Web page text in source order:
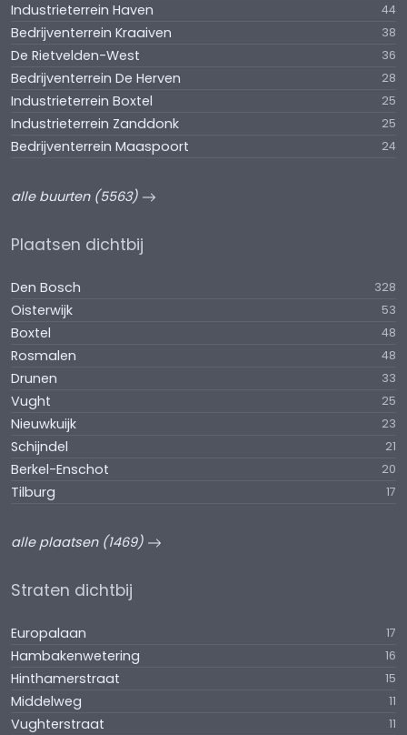
Industrieterrein Haven 44
Bedrijventerrein Kraaiven 38
De Rietvelden-West 36
Bedrijventerrein De Herven 28
Industrieterrein Boxtel 25
Industrieterrein Zanddonk 25
Bedrijventerrein Maaspoort 24
alle buurten (5563)
Plaatsen dichtbij
Den Bosch 328
Oisterwijk 53
Boxtel 48
Rosmalen 48
Drunen 33
Vught 25
Nieuwkuijk 23
Schijndel 21
Berkel-Enschot 20
Tilburg 17
alle plaatsen (1469)
Straten dichtbij
Europalaan 17
Hambakenwetering 16
Hinthamerstraat 15
Middelweg 11
Vughterstraat 11